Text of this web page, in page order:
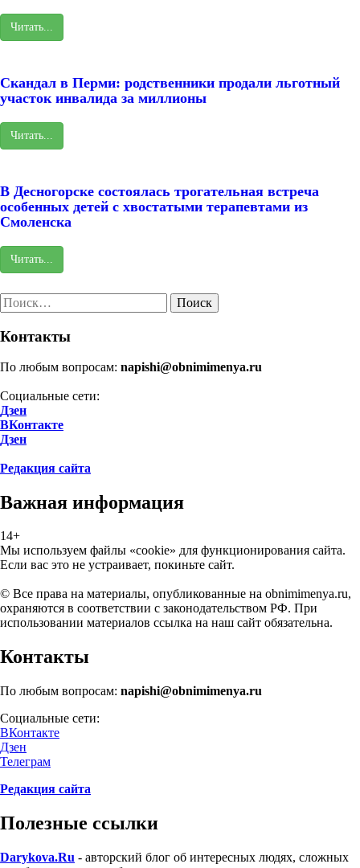
Читать...
Скандал в Перми: родственники продали льготный
участок инвалида за миллионы
Читать...
В Десногорске состоялась трогательная встреча
особенных детей с хвостатыми терапевтами из
Смоленска
Читать...
Найти:
Контакты
По любым вопросам: napishi@obnimimenya.ru
Социальные сети:
Дзен
ВКонтакте
Дзен
Редакция сайта
Важная информация
14+
Мы используем файлы «cookie» для функционирования сайта.
Если вас это не устраивает, покиньте сайт.
© Все права на материалы, опубликованные на obnimimenya.ru,
охраняются в соответствии с законодательством РФ. При
использовании материалов ссылка на наш сайт обязательна.
Контакты
По любым вопросам: napishi@obnimimenya.ru
Социальные сети:
ВКонтакте
Дзен
Телеграм
Редакция сайта
Полезные ссылки
Darykova.Ru - авторский блог об интересных людях, сложных